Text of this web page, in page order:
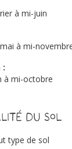
à mi-juin
à mi-
:
à mi-octobre
du sol
type de sol